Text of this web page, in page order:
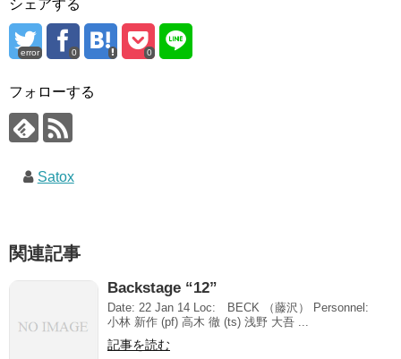
シェアする
error 0 0
フォローする
Satox
関連記事
Backstage “12”
Date: 22 Jan 14 Loc: BECK （藤沢） Personnel:
小林 新作 (pf) 高木 徹 (ts) 浅野 大吾 ...
記事を読む